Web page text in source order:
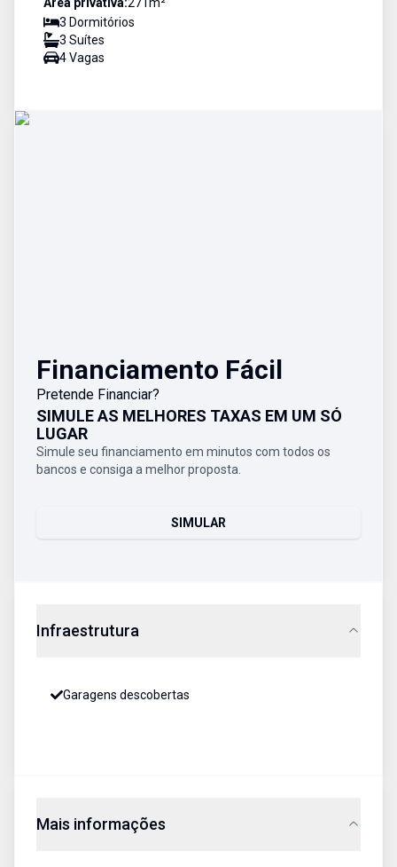
3 Dormitórios
3 Suítes
4Vagas
Financiamento Fácil
Pretende Financiar?
SIMULE AS MELHORES TAXAS EM UM SÓ
LUGAR
Simule seu financiamento em minutos com todos os
bancos e consiga a melhor proposta.
SIMULAR
Infraestrutura
Garagens descobertas
Mais informações